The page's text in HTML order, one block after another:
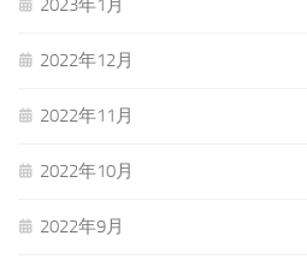
2023年1月
2022年12月
2022年11月
2022年10月
2022年9月